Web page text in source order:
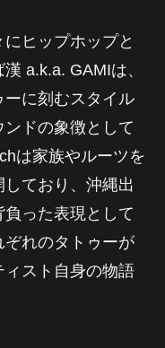
ヒップホップと
a.k.a. GAMIは、
ーに刻むスタイル
ドの象徴として
は家族やルーツを
ており、沖縄出
った表現として
れのタトゥーが
スト自身の物語